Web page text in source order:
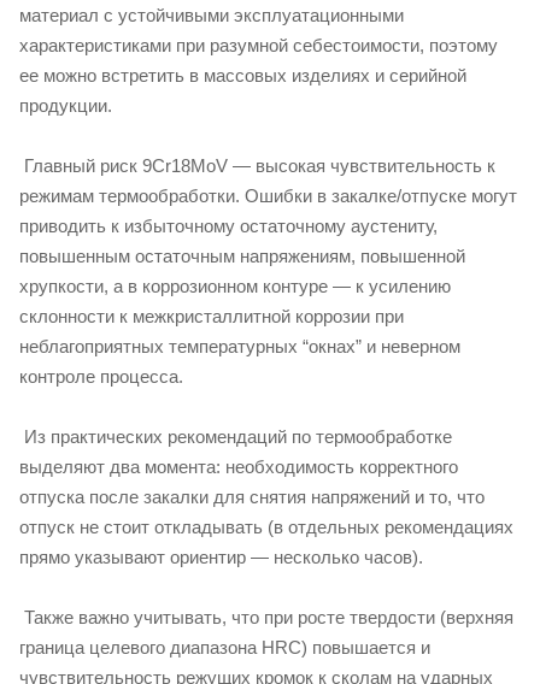
материал с устойчивыми эксплуатационными
характеристиками при разумной себестоимости, поэтому
ее можно встретить в массовых изделиях и серийной
продукции.
Главный риск 9Cr18MoV — высокая чувствительность к
режимам термообработки. Ошибки в закалке/отпуске могут
приводить к избыточному остаточному аустениту,
повышенным остаточным напряжениям, повышенной
хрупкости, а в коррозионном контуре — к усилению
склонности к межкристаллитной коррозии при
неблагоприятных температурных “окнах” и неверном
контроле процесса.
Из практических рекомендаций по термообработке
выделяют два момента: необходимость корректного
отпуска после закалки для снятия напряжений и то, что
отпуск не стоит откладывать (в отдельных рекомендациях
прямо указывают ориентир — несколько часов).
Также важно учитывать, что при росте твердости (верхняя
граница целевого диапазона HRC) повышается и
чувствительность режущих кромок к сколам на ударных